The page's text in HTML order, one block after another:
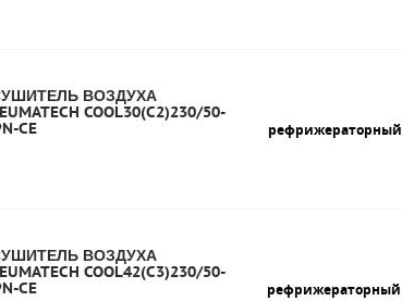
ВОЗДУХА
COOL30(C2)230/50-
CE
рефрижераторный
ВОЗДУХА
COOL42(C3)230/50-
CE
рефрижераторный